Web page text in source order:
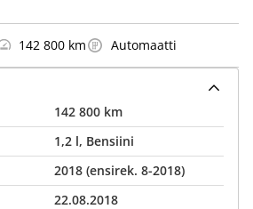
142 800 km Automaatti
142 800 km
1,2 l, Bensiini
2018 (ensirek. 8-2018)
22.08.2018